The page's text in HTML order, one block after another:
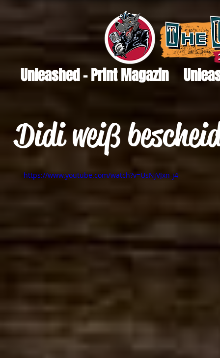
Unleashed - Print Magazin
Didi weiß
https://www.youtube.com/watch?v=UsNjVJxn-j4